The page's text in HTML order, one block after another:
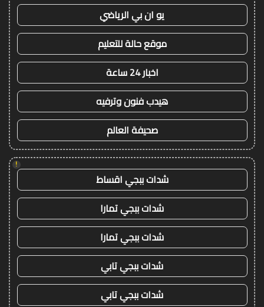
يو ان بي الرياضي
موقع حالة للتعليم
اخبار 24 ساعة
هيدب فنون وترفيه
صحيفة العالم
!
شدات ببجي اقساط
شدات ببجي تمارا
شدات ببجي تمارا
شدات ببجي تابي
شدات ببجي تابي